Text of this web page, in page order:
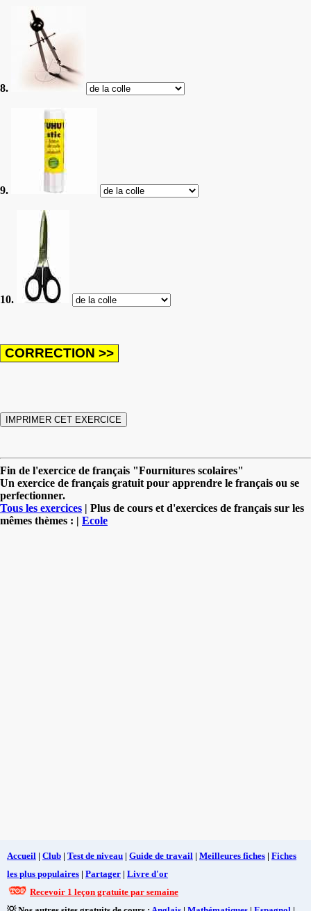
8.
9.
10.
Fin de l'exercice de français "Fournitures scolaires"
Un exercice de français gratuit pour apprendre le français ou se
perfectionner.
Tous les exercices | Plus de cours et d'exercices de français sur les
mêmes thèmes : | Ecole
Accueil | Club | Test de niveau | Guide de travail | Meilleures fiches | Fiches
les plus populaires | Partager | Livre d'or
Recevoir 1 leçon gratuite par semaine